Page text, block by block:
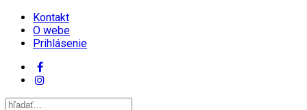
Kontakt
O webe
Prihlásenie